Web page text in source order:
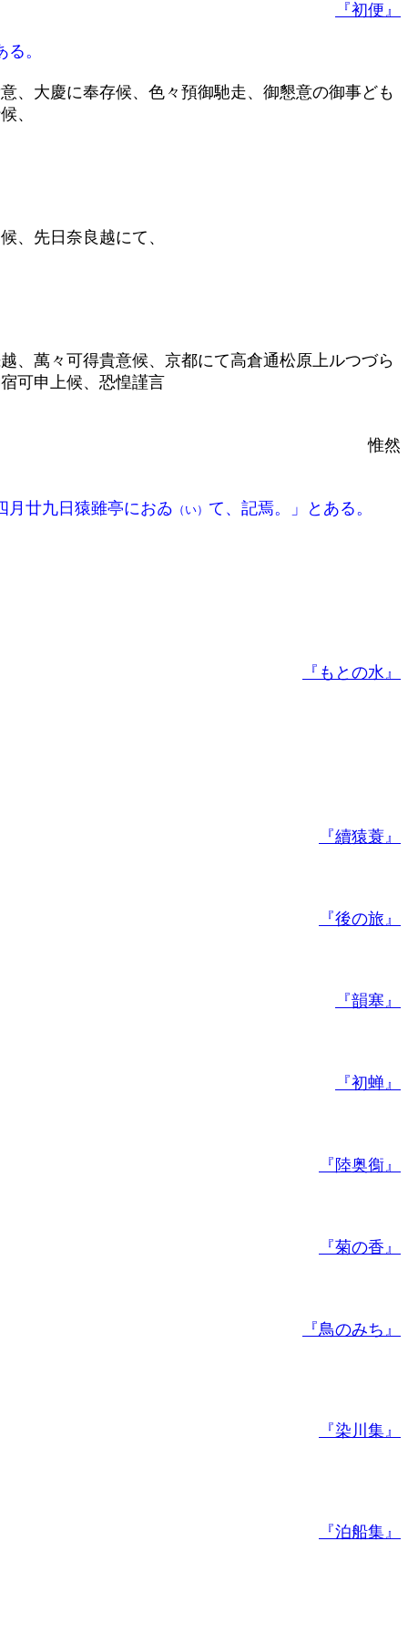
『初便』
。
、大慶に奉存候、色々預御馳走、御懇意の御事ども
、
、先日奈良越にて、
、萬々可得貴意候、京都にて高倉通松原上ルつづら
可申上候、恐惶謹言
惟然
月廿九日猿雖亭におゐ （い） て、記焉。」とある。
『もとの水』
『續猿蓑』
『後の旅』
『韻塞』
『初蝉』
『陸奥鵆』
『菊の香』
『鳥のみち』
『染川集』
『泊船集』